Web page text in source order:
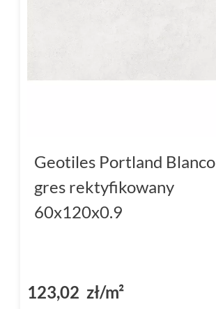
Geotiles Portland Blanco
gres rektyfikowany
60x120x0.9
123,02 zł/m²